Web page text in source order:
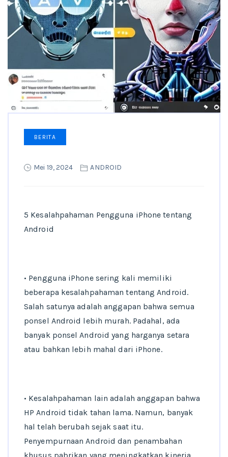
BERITA
Mei 19, 2024 ANDROID
5 Kesalahpahaman Pengguna iPhone tentang
Android
• Pengguna iPhone sering kali memiliki
beberapa kesalahpahaman tentang Android.
Salah satunya adalah anggapan bahwa semua
ponsel Android lebih murah. Padahal, ada
banyak ponsel Android yang harganya setara
atau bahkan lebih mahal dari iPhone.
• Kesalahpahaman lain adalah anggapan bahwa
HP Android tidak tahan lama. Namun, banyak
hal telah berubah sejak saat itu.
Penyempurnaan Android dan penambahan